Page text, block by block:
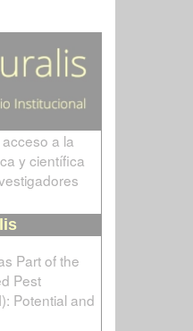
a la
y científica
Part of the
Pest
Potential and